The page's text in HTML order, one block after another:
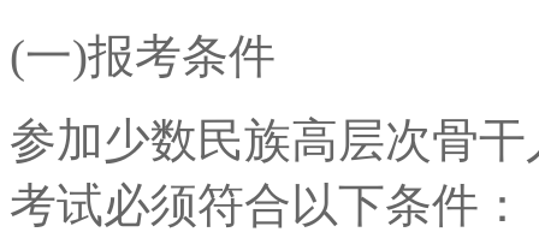
(一)报考条件
参加少数民族高层次骨
考试必须符合以下条件：